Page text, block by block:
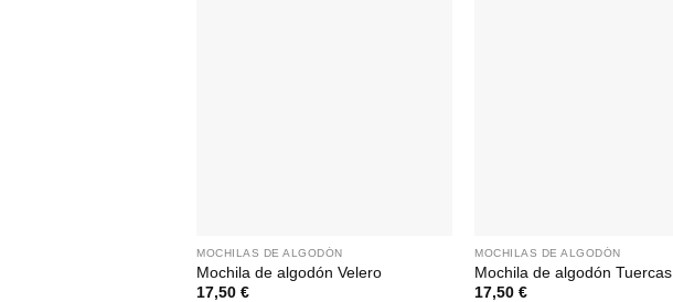
MOCHILAS DE ALGODÓN
Mochila de algodón Velero
17,50€
MOCHILAS DE ALGODÓN
Mochila de algodón Tuercas
17,50€